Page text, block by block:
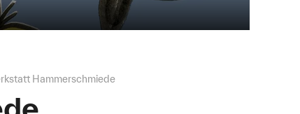
Hammerschmiede